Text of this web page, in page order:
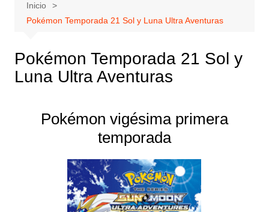
Inicio
Pokémon Temporada 21 Sol y Luna Ultra Aventuras
Pokémon Temporada 21 Sol y
Luna Ultra Aventuras
Pokémon vigésima primera
temporada